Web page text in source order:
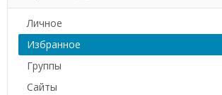
Личное
Избранное
Группы
Сайты